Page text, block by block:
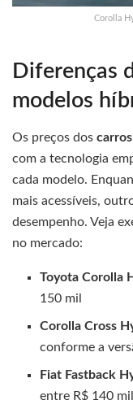
Corolla
Diferenças
modelos
Os preços dos
com a tecnologia
cada modelo.
mais acessíveis,
desempenho. Veja
no mercado:
Toyota Corolla
150 mil
Corolla Cross
conforme a
Fiat Fastback
entre R$ 140